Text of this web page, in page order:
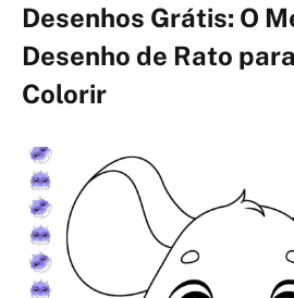
Desenhos Grátis: O
Desenho de Rato
Colorir